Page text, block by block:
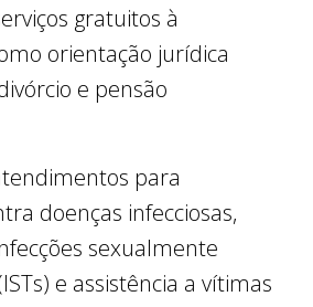
gratuitos à
orientação jurídica
e pensão
para
doenças infecciosas,
sexualmente
e assistência a vítimas